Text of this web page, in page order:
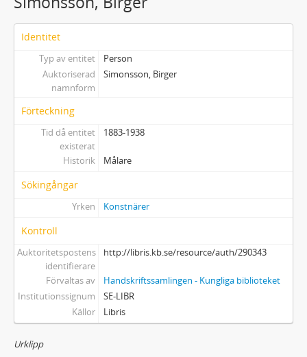
Identitet
Typ av entitet
Person
Auktoriserad
namnform
Simonsson, Birger
Förteckning
Tid då entitet
existerat
1883-1938
Historik Målare
Sökingångar
Yrken Konstnärer
Kontroll
Auktoritetspostens
identifierare
http://libris.kb.se/resource/auth/290343
Förvaltas av
Handskriftssamlingen - Kungliga biblioteket
Institutionssignum
SE-LIBR
Källor
Libris
Urklipp